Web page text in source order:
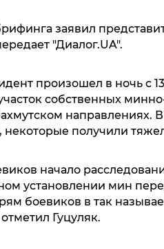
заявил
"Диалог.UA".
произошел в ночь с
собственных
направлениях. В
некоторые получили
начало
установлении мин
боевиков в так
Гуцуляк.